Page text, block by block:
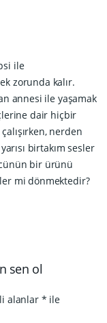
ile
zorunda kalır.
annesi ile yaşamak
dair hiçbir
nerden
birtakım sesler
bir ürünü
mi dönmektedir?
sen ol
alanlar * ile